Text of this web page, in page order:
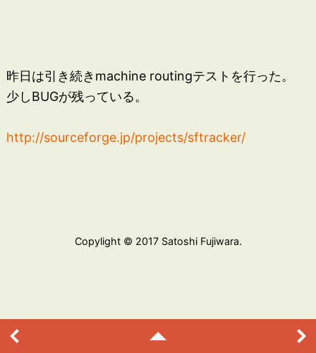
昨日は引き続きmachine routingテストを行った。
少しBUGが残っている。
http://sourceforge.jp/projects/sftracker/
Copylight © 2017 Satoshi Fujiwara.